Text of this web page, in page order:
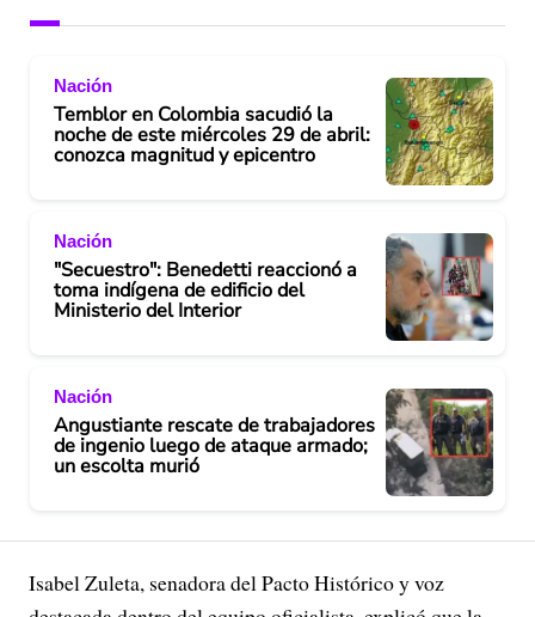
Nación
Temblor en Colombia sacudió la
noche de este miércoles 29 de abril:
conozca magnitud y epicentro
Nación
"Secuestro": Benedetti reaccionó a
toma indígena de edificio del
Ministerio del Interior
Nación
Angustiante rescate de trabajadores
de ingenio luego de ataque armado;
un escolta murió
Isabel Zuleta, senadora del Pacto Histórico y voz